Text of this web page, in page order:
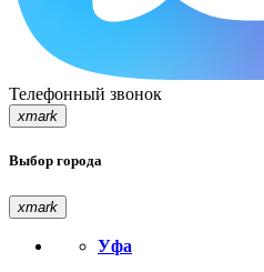
Телефонный звонок
xmark
Выбор города
xmark
Уфа